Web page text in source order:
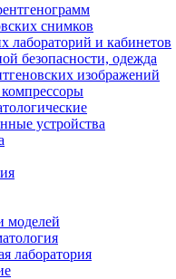
снимков
лабораторий и кабинетов
безопасности, одежда
изображений
устройства
моделей
лаборатория